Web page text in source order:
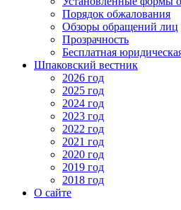
Порядок обжалования
Обзоры обращений лиц
Прозрачность
Бесплатная
Шпаковский вестник
2026 год
2025 год
2024 год
2023 год
2022 год
2021 год
2020 год
2019 год
2018 год
О сайте